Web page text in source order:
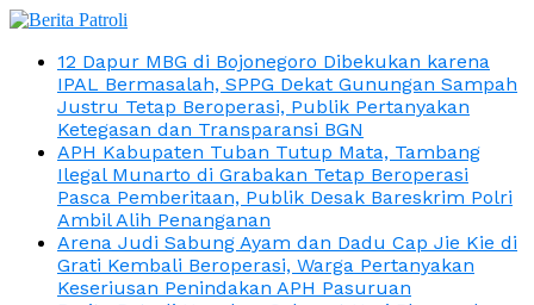
12 Dapur MBG di Bojonegoro Dibekukan karena
IPAL Bermasalah, SPPG Dekat Gunungan Sampah
Justru Tetap Beroperasi, Publik Pertanyakan
Ketegasan dan Transparansi BGN
APH Kabupaten Tuban Tutup Mata, Tambang
Ilegal Munarto di Grabakan Tetap Beroperasi
Pasca Pemberitaan, Publik Desak Bareskrim Polri
Ambil Alih Penanganan
Arena Judi Sabung Ayam dan Dadu Cap Jie Kie di
Grati Kembali Beroperasi, Warga Pertanyakan
Keseriusan Penindakan APH Pasuruan